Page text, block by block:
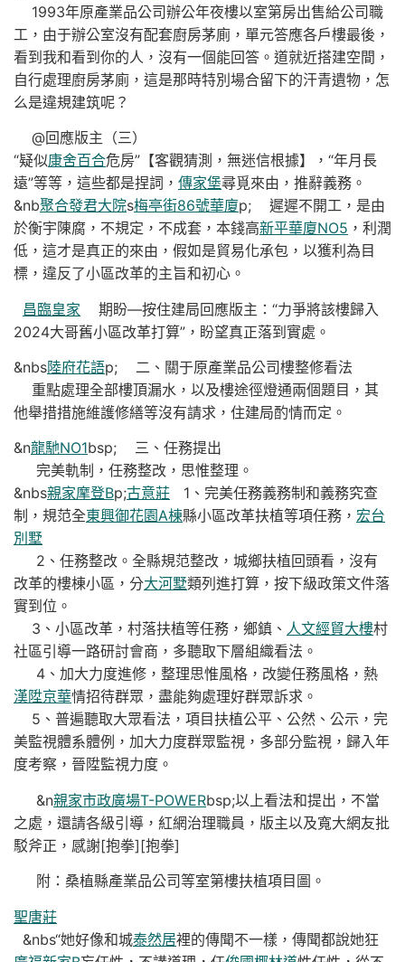
1993年原產業品公司辦公年夜樓以室第房出售給公司職
工，由于辦公室沒有配套廚房茅廁，單元答應各戶樓最後，
看到我和看到你的人，沒有一個能回答。道就近搭建空間，
自行處理廚房茅廁，這是那時特別場合留下的汗青遺物，怎
么是違規建筑呢？
@回應版主（三）
“疑似康舍百合危房”【客觀猜測，無迷信根據】，“年月長
遠”等等，這些都是捏詞， 傳家堡尋覓來由，推辭義務。
&nb聚合發君大院s梅亭街86號華廈p; 遲遲不開工，是由
於衡宇陳腐，不規定，不成套，本錢高新平華廈NO5 ，利潤
低，這才是真正的來由，假如是貿易化承包，以獲利為目
標，違反了小區改革的主旨和初心。
昌臨皇家 期盼—按住建局回應版主：“力爭將該樓歸入
2024大哥舊小區改革打算”，盼望真正落到實處。
&nbs陸府花語p; 二、關于原產業品公司樓整修看法
重點處理全部樓頂漏水，以及樓途徑燈通兩個題目，其
他舉措措施維護修繕等沒有請求，住建局酌情而定。
&n龍馳NO1bsp; 三、任務提出
完美軌制，任務整改，思惟整理。
&nbs親家摩登Bp;古意莊 1、完美任務義務制和義務究查
制，規范全東興御花園A棟縣小區改革扶植等項任務， 宏台
別墅
2、任務整改。全縣規范整改，城鄉扶植回頭看，沒有
改革的樓棟小區，分大河墅類列進打算，按下級政策文件落
實到位。
3、小區改革，村落扶植等任務，鄉鎮、 人文經貿大樓村
社區引導一路研討會商，多聽取下層組織看法。
4、加大力度進修，整理思惟風格，改變任務風格，熱
漢陞京華情招待群眾，盡能夠處理好群眾訴求。
5、普遍聽取大眾看法，項目扶植公平、公然、公示，完
美監視體系體例，加大力度群眾監視，多部分監視，歸入年
度考察，晉陞監視力度。
&n親家市政廣場T-POWERbsp;以上看法和提出，不當
之處，還請各級引導，紅網治理職員，版主以及寬大網友批
駁斧正，感謝[抱拳][抱拳]
附：桑植縣產業品公司等室第樓扶植項目圖。
聖唐莊
&nbs“她好像和城泰然居裡的傳聞不一樣，傳聞都說她狂